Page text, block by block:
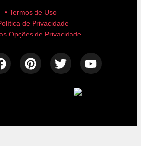
• Termos de Uso
de Privacidade
Opções de Privacidade